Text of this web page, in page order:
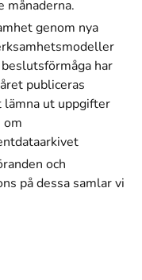
månaderna.
genom nya
har
publiceras
lämna ut uppgifter
om
och
på dessa samlar vi